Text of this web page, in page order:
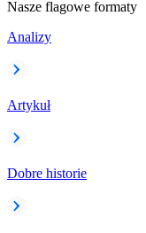
Nasze flagowe formaty
Analizy
Artykuł
Dobre historie